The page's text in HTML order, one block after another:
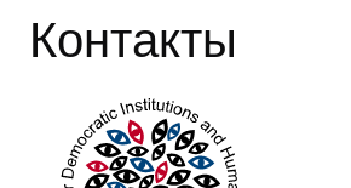
Контакты